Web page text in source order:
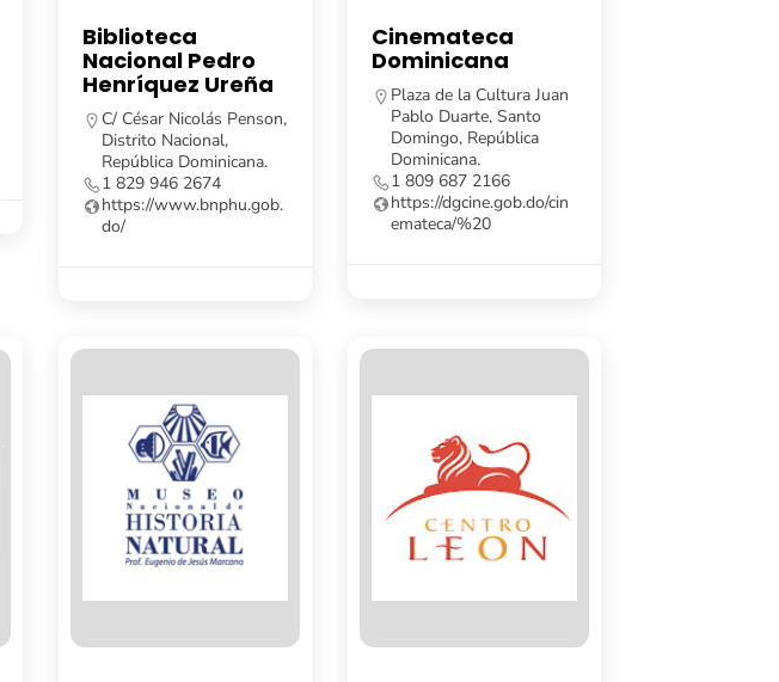
Biblioteca
Nacional Pedro
Henríquez Ureña
C/ César Nicolás Penson,
Distrito Nacional,
República Dominicana.
1 829 946 2674
https://www.bnphu.gob.
do/
Cinemateca
Dominicana
Plaza de la Cultura Juan
Pablo Duarte, Santo
Domingo, República
Dominicana.
1 809 687 2166
https://dgcine.gob.do/cin
emateca/%20